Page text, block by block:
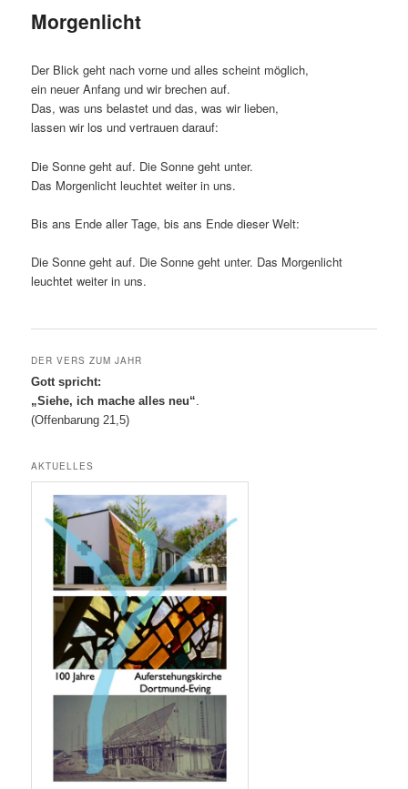
Morgenlicht
Der Blick geht nach vorne und alles scheint möglich,
ein neuer Anfang und wir brechen auf.
Das, was uns belastet und das, was wir lieben,
lassen wir los und vertrauen darauf:
Die Sonne geht auf. Die Sonne geht unter.
Das Morgenlicht leuchtet weiter in uns.
Bis ans Ende aller Tage, bis ans Ende dieser Welt:
Die Sonne geht auf. Die Sonne geht unter. Das Morgenlicht
leuchtet weiter in uns.
DER VERS ZUM JAHR
Gott spricht:
„Siehe, ich mache alles neu“.
(Offenbarung 21,5)
AKTUELLES